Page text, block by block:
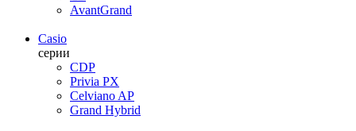
AvantGrand
Casio
серии
CDP
Privia PX
Celviano AP
Grand Hybrid